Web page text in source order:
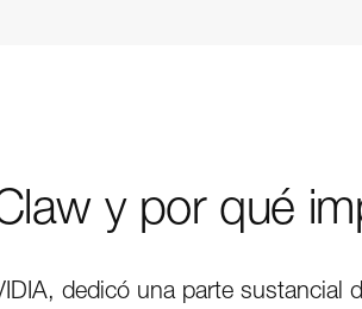
y por qué
dedicó una parte sustancial